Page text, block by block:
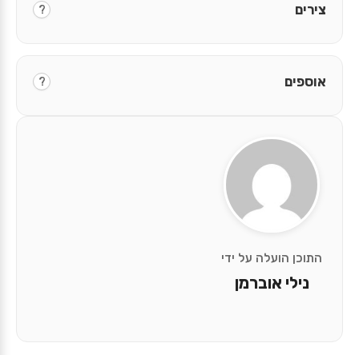
התוכן הועלה על ידי
נילי אוברמן
צירים ?
אוספים ?